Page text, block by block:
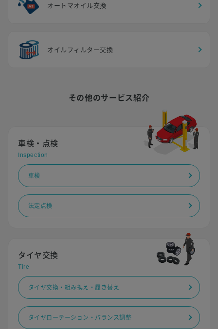
オートマオイル交換
オイルフィルター交換
その他のサービス紹介
車検・点検
Inspection
車検
法定点検
タイヤ交換
Tire
タイヤ交換・組み換え・履き替え
タイヤローテーション・バランス調整